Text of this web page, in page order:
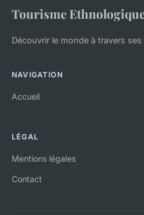
Tourisme
Découvrir le monde à travers
NAVIGATION
Accueil
LÉGAL
Mentions légales
Contact